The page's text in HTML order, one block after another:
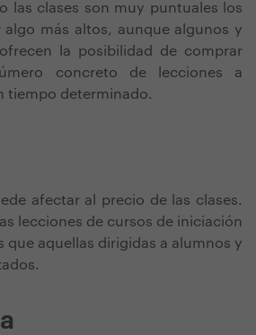
las clases son muy puntuales los
algo más altos, aunque algunos y
la posibilidad de comprar
concreto de lecciones a
tiempo determinado.
afectar al precio de las clases.
lecciones de cursos de iniciación
que aquellas dirigidas a alumnos y